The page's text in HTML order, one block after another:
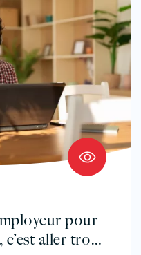
pour
aller trop